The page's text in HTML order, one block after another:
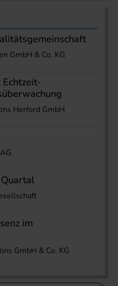
GmbH & Co. KG
Herford GmbH
im
GmbH & Co. KG